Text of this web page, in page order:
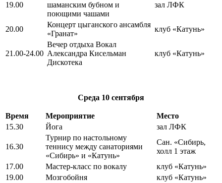
19.00
шаманским бубном и
поющими чашами
зал ЛФК
20.00
Концерт цыганского ансамбля
«Гранат»
клуб «Катунь»
21.00-24.00
Вечер отдыха Вокал
Александра Кисельман
Дискотека
клуб «Катунь»
Среда 10 сентября
Время Мероприятие
Место
15.30
Йога зал ЛФК
16.30
Турнир по настольному
теннису между санаториями
«Сибирь» и «Катунь»
Сан. «Сибирь,
холл 1 этаж
17.00
Мастер-класс по вокалу
клуб «Катунь»
19.00
Мозгобойня
клуб «Катунь»